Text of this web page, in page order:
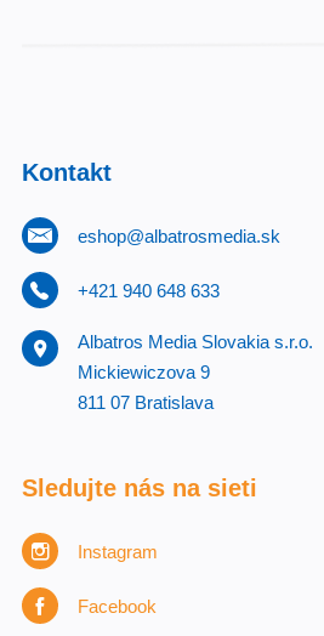
Kontakt
eshop@albatrosmedia.sk
+421 940 648 633
Albatros Media Slovakia s.r.o.
Mickiewiczova 9
811 07 Bratislava
Sledujte nás na sieti
Instagram
Facebook